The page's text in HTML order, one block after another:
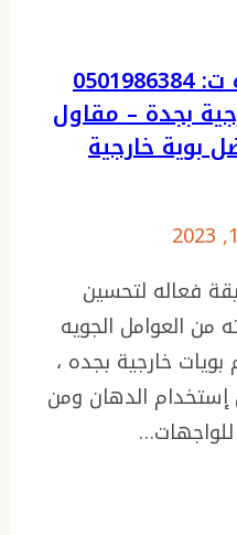
بويات خارجية بجده ت: 0501986384
بجدة – مقاول
بوية خارجية
فعاله لتحسين
من العوامل الجويه
خارجية بجده ،
إستخدام الدهان ومن